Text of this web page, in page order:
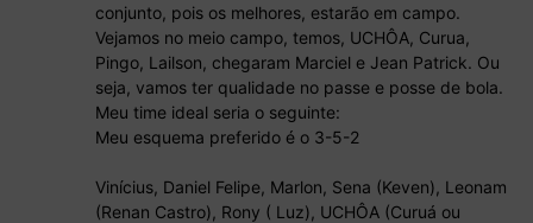
conjunto, pois os melhores, estarão em campo.
Vejamos no meio campo, temos, UCHÔA, Curua,
Pingo, Lailson, chegaram Marciel e Jean Patrick. Ou
seja, vamos ter qualidade no passe e posse de bola.
Meu time ideal seria o seguinte:
Meu esquema preferido é o 3-5-2
Vinícius, Daniel Felipe, Marlon, Sena (Keven), Leonam
(Renan Castro), Rony ( Luz), UCHÔA (Curuá ou